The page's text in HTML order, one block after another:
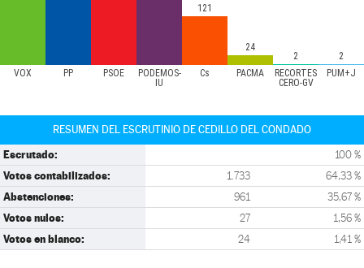
VOX PP PSOE
PODEMOS-
IU
Cs PACMA
RECORTES
CERO-GV
PUM+J
121
24
2 2
RESUMEN DEL ESCRUTINIO DE CEDILLO DEL CONDADO
Escrutado: 100 %
Votos contabilizados: 1.733 64,33 %
Abstenciones: 961 35,67 %
Votos nulos: 27 1,56 %
Votos en blanco: 24 1,41 %